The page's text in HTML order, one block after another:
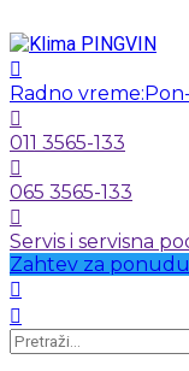
Radno vreme:
011 3565-133
065 3565-133
Servis i servisna
Zahtev za ponudu